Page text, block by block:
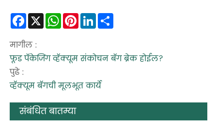
Facebook
X WhatsApp
PinterestLinkedIn
मागील :
फूड पॅकेजिंग व्हॅक्यूम संकोचन बॅग ब्रेक होईल?
पुढे :
व्हॅक्यूम बॅगची मूलभूत कार्ये
संबंधित बातम्या